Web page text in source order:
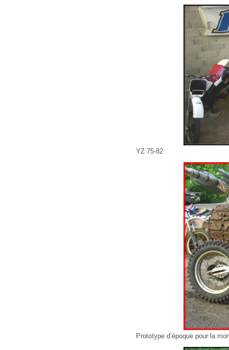
YZ 75-82
Prototype d’époque pour la